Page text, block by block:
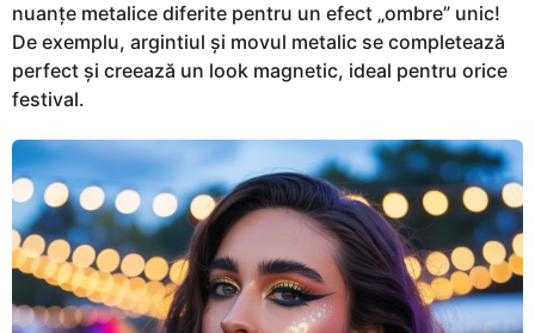
nuanțe metalice diferite pentru un efect „ombre” unic!
De exemplu, argintiul și movul metalic se completează
perfect și creează un look magnetic, ideal pentru orice
festival.